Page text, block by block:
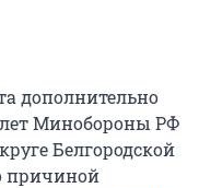
дополнительно
Минобороны РФ
Белгородской
причиной